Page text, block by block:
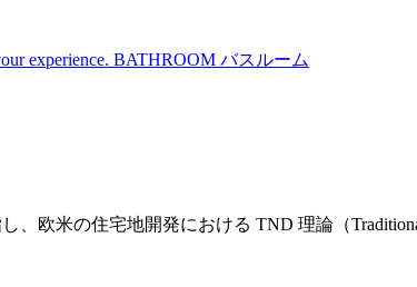
experience. BATHROOM バスルーム
欧米の住宅地開発における TND 理論（